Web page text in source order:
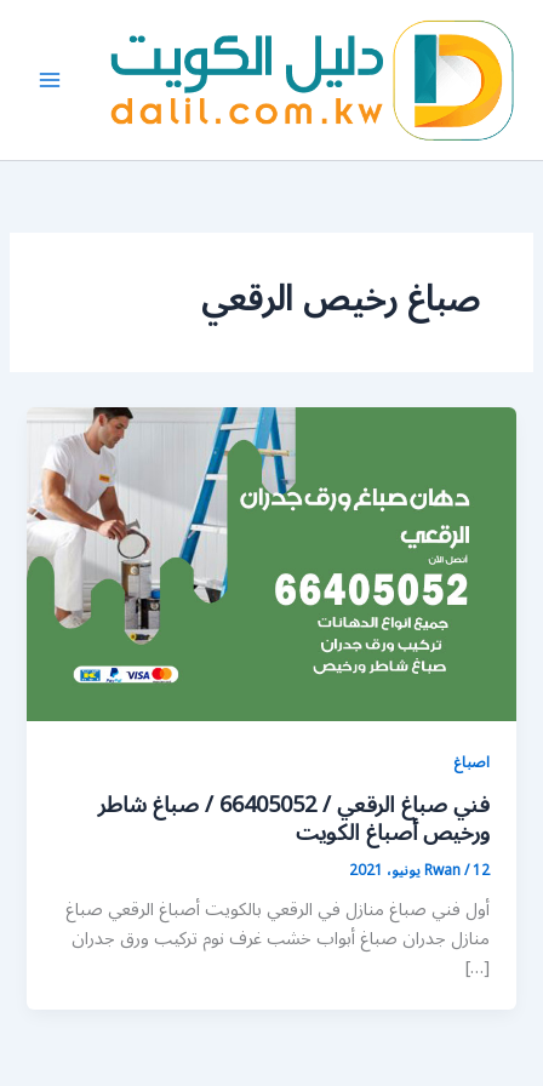
المحتوى
صباغ رخيص الرقعي
اصباغ
فني صباغ الرقعي / 66405052 / صباغ شاطر
ورخيص أصباغ الكويت
Rwan/12 يونيو، 2021
أول فني صباغ منازل في الرقعي بالكويت أصباغ الرقعي صباغ
منازل جدران صباغ أبواب خشب غرف نوم تركيب ورق جدران
[…]